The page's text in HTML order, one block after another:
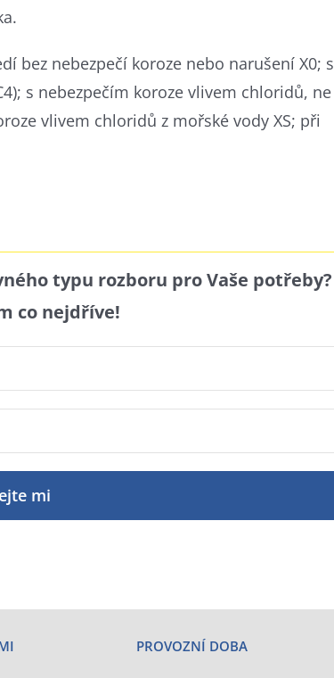
bez nebezpečí koroze nebo narušení X0; s
s nebezpečím koroze vlivem chloridů, ne
vlivem chloridů z mořské vody XS; při
typu rozboru pro Vaše potřeby?
co nejdříve!
PROVOZNÍ DOBA